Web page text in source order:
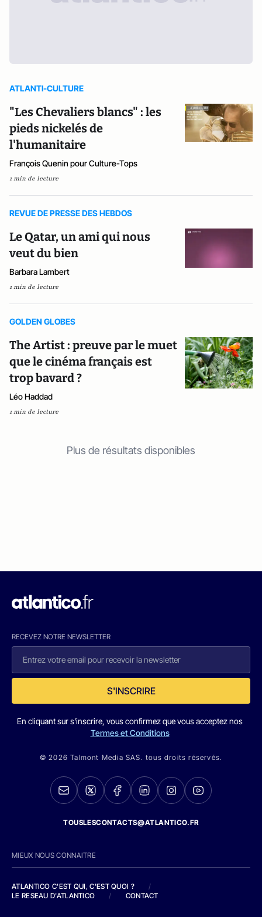
ATLANTI-CULTURE
"Les Chevaliers blancs" : les
pieds nickelés de
l'humanitaire
François Quenin pour Culture-Tops
1 min de lecture
REVUE DE PRESSE DES HEBDOS
Le Qatar, un ami qui nous
veut du bien
Barbara Lambert
1 min de lecture
GOLDEN GLOBES
The Artist : preuve par le muet
que le cinéma français est
trop bavard ?
Léo Haddad
1 min de lecture
Plus de résultats disponibles
RECEVEZ NOTRE NEWSLETTER
S'INSCRIRE
En cliquant sur s'inscrire, vous confirmez que vous acceptez nos
Termes et Conditions
© 2026 Talmont Media SAS. tous droits réservés.
TOUSLESCONTACTS@ATLANTICO.FR
MIEUX NOUS CONNAITRE
ATLANTICO C'EST QUI, C'EST QUOI ?
/
LE RESEAU D'ATLANTICO
/ CONTACT